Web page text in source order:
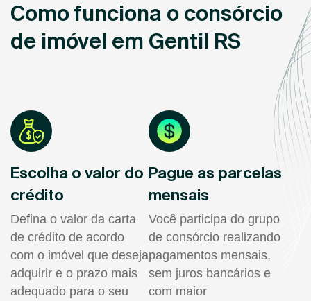
Como funciona o consórcio
de imóvel em Gentil RS
Escolha o valor do
crédito
Defina o valor da carta
de crédito de acordo
com o imóvel que deseja
adquirir e o prazo mais
adequado para o seu
Pague as parcelas
mensais
Você participa do grupo
de consórcio realizando
pagamentos mensais,
sem juros bancários e
com maior